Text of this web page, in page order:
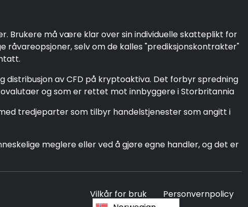
Brukere må være klar over sin individuelle skatteplikt for
råvareopsjoner, selv om de kalles "prediksjonskontrakter"
distribusjon av CFD på kryptoaktiva. Det forbyr spredning
og som er rettet mot innbyggere i Storbritannia
tredjeparter som tilbyr handelstjenester som angitt i
meglere eller ved å gjøre egne handler, og det er
Vilkår for bruk
Personvernpolicy